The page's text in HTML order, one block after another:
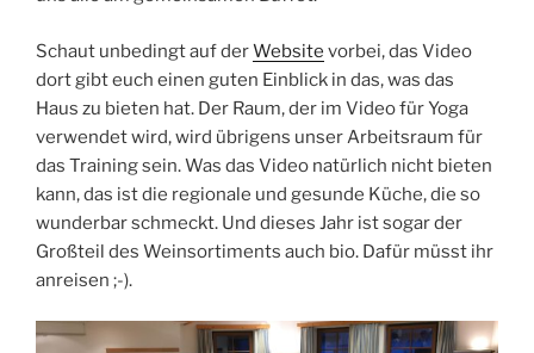
Schaut unbedingt auf derWebsite vorbei, das Video
dort gibt euch einen guten Einblick in das, was das
Haus zu bieten hat. Der Raum, der im Video für Yoga
verwendet wird, wird übrigens unser Arbeitsraum für
das Training sein. Was das Video natürlich nicht bieten
kann, das ist die regionale und gesunde Küche, die so
wunderbar schmeckt. Und dieses Jahr ist sogar der
Großteil des Weinsortiments auch bio. Dafür müsst ihr
anreisen ;-).